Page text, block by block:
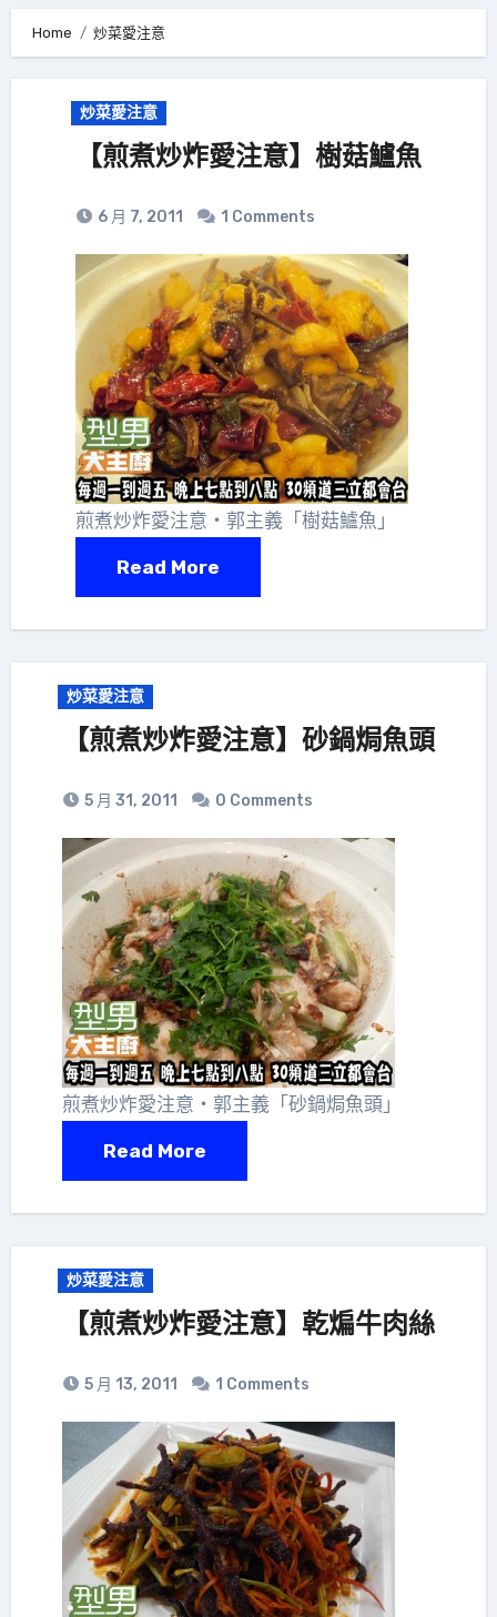
Home 炒菜愛注意
炒菜愛注意
【煎煮炒炸愛注意】樹菇鱸魚
6 月 7, 2011 1 Comments
煎煮炒炸愛注意‧郭主義「樹菇鱸魚」
Read More
炒菜愛注意
【煎煮炒炸愛注意】砂鍋焗魚頭
5 月 31, 2011 0 Comments
煎煮炒炸愛注意‧郭主義「砂鍋焗魚頭」
Read More
炒菜愛注意
【煎煮炒炸愛注意】乾煸牛肉絲
5 月 13, 2011 1 Comments